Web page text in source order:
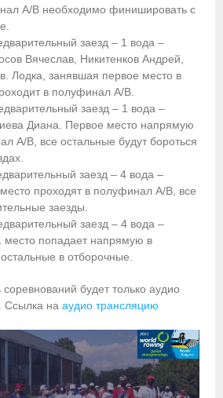
и персонала
РУСАДА
судей ФГСР
А/В необходимо финишировать с
заезд – 1 вода –
Вячеслав, Никитенков Андрей,
Лодка, занявшая первое место в
в полуфинал А/В.
заезд – 1 вода –
Диана. Первое место напрямую
А/В, все остальные будут бороться
заезд – 4 вода –
проходят в полуфинал А/В, все
заезды.
заезд – 4 вода –
попадает напрямую в
в отборочные.
будет только аудио
Ссылка на аудио трансляцию